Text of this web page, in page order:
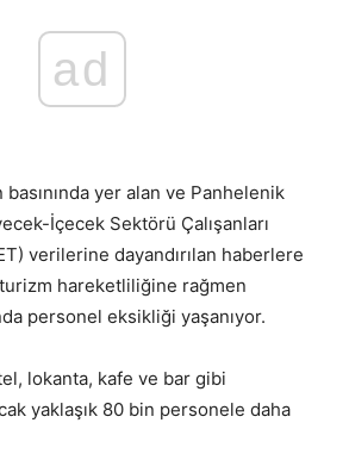
ad
basınında yer alan ve Panhelenik
İçecek Sektörü Çalışanları
verilerine dayandırılan haberlere
hareketliliğine rağmen
personel eksikliği yaşanıyor.
lokanta, kafe ve bar gibi
yaklaşık 80 bin personele daha